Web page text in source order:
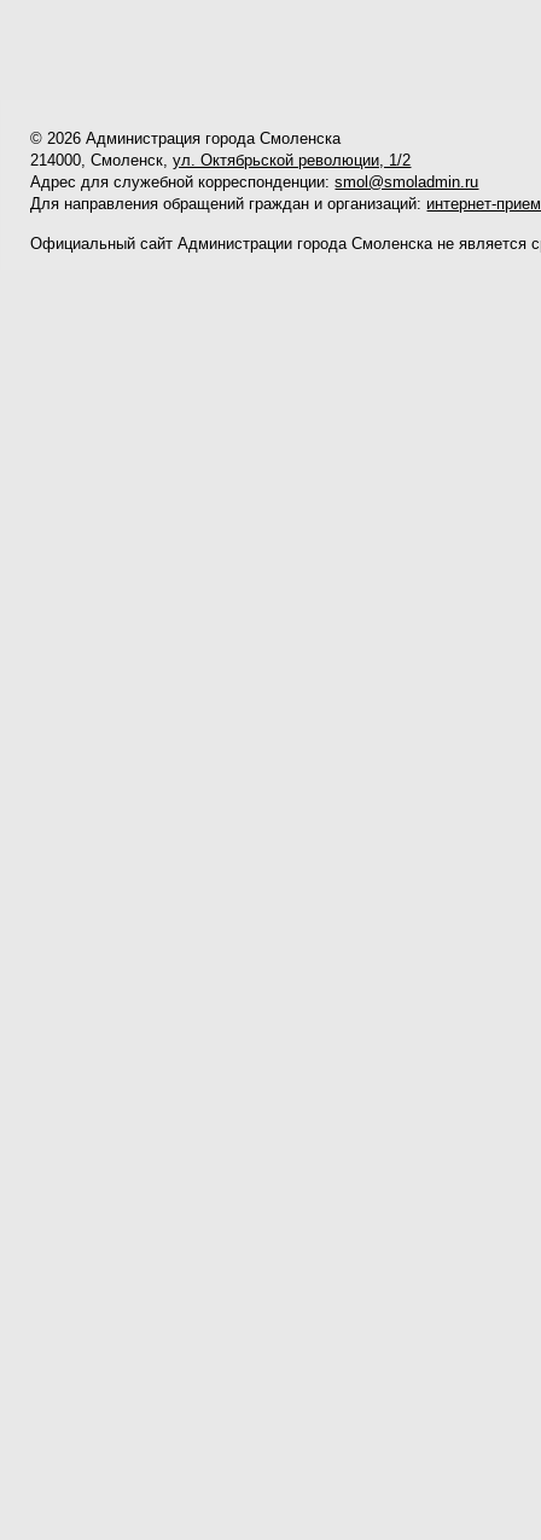
© 2026 Администрация города Смоленска
214000, Смоленск,ул. Октябрьской революции, 1/2
Адрес для служебной корреспонденции:smol@smoladmin.ru
Для направления обращений граждан и организаций: интернет-
Официальный сайт Администрации города Смоленска не является